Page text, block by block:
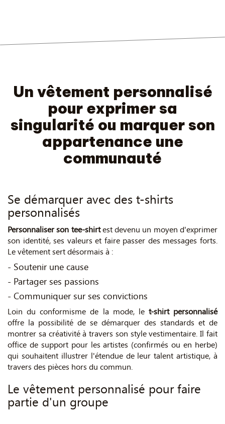
Un vêtement personnalisé
pour exprimer sa
singularité ou marquer son
appartenance une
communauté
Se démarquer avec des t-shirts
personnalisés
Personnaliser son tee-shirtest devenu un moyen d'exprimer
son identité, ses valeurs et faire passer des messages forts.
Le vêtement sert désormais à :
- Soutenir une cause
- Partager ses passions
- Communiquer sur ses convictions
Loin du conformisme de la mode, le t-shirt personnalisé
offre la possibilité de se démarquer des standards et de
montrer sa créativité à travers son style vestimentaire. Il fait
office de support pour les artistes (confirmés ou en herbe)
qui souhaitent illustrer l'étendue de leur talent artistique, à
travers des pièces hors du commun.
Le vêtement personnalisé pour faire
partie d'un groupe